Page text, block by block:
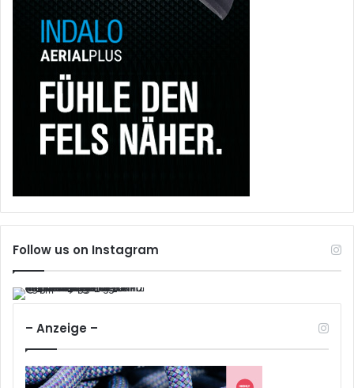
Follow us on Instagram
– Anzeige –